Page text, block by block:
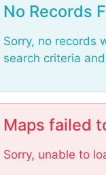
No Records
Sorry, no records
search criteria
Maps failed
Sorry, unable to